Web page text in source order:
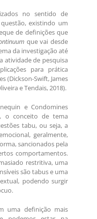
no sentido de
existindo um
de definições que
que vai desde
da investigação até
atividade de pesquisa
para prática
(Dickson-Swift, James
e Tendais, 2018).
e Condomines
o conceito de tema
tabu, ou seja, a
geralmente,
sancionados pela
comportamentos.
restritiva, uma
são tabus e uma
podendo surgir
uma definição mais